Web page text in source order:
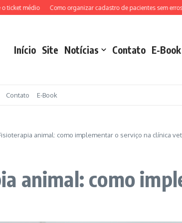
médio Como organizar cadastro de pacientes sem erros
Início Site Notícias Contato E-Book
Contato E-Book
animal: como implementar o serviço na clínica
animal: como